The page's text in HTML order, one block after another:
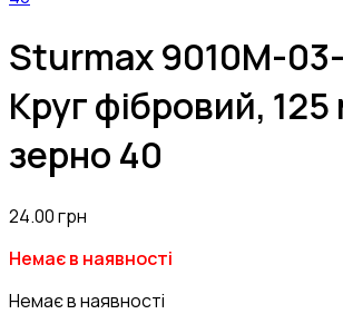
Sturmax 9010M-
Круг фібровий,
зерно 40
24.00грн
Немає в наявності
Немає в наявності